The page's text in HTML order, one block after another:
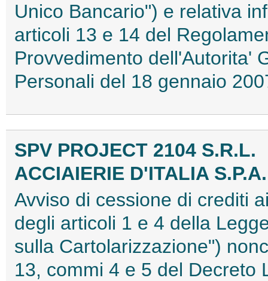
Unico Bancario") e relativa
articoli 13 e 14 del
Provvedimento dell'Autorita'
Personali del 18 gennaio
SPV PROJECT 2104 S.R.L.
ACCIAIERIE D'ITALIA S.P.A.
Avviso di cessione di crediti
degli articoli 1 e 4 della
sulla Cartolarizzazione")
13, commi 4 e 5 del Decreto